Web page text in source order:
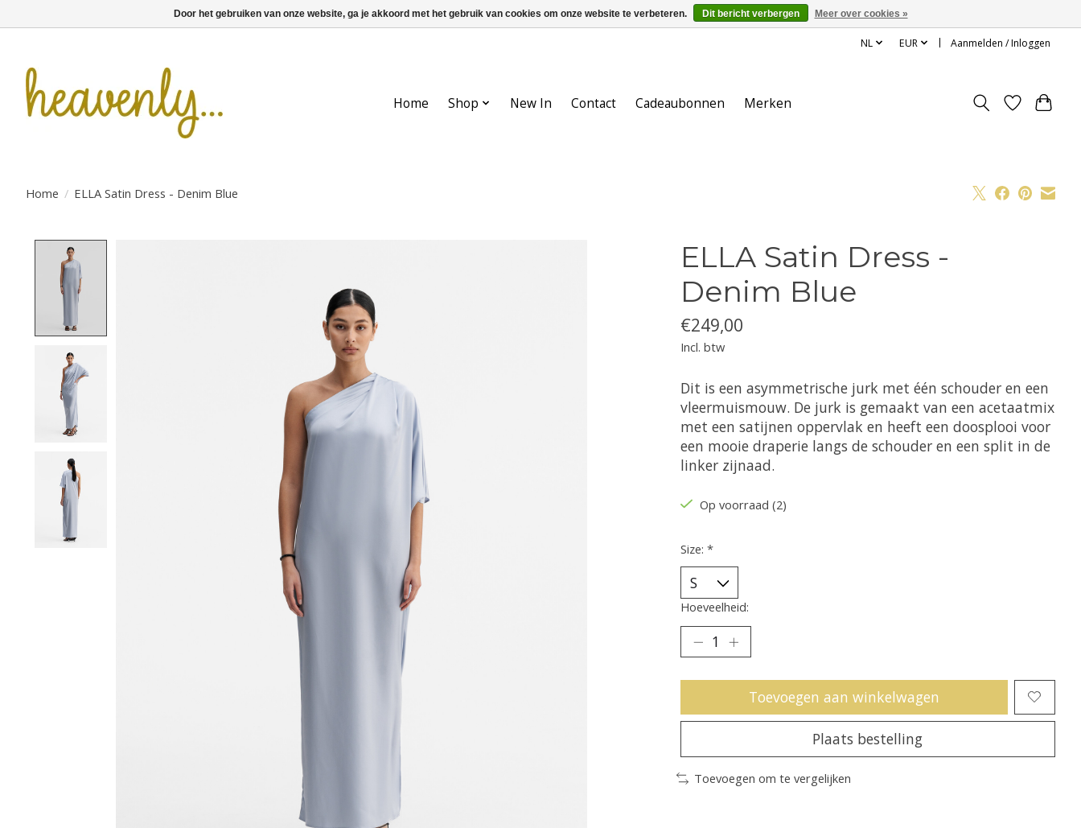
NL EUR Aanmelden / Inloggen
Home Shop New In Contact Cadeaubonnen Merken
Home / ELLA Satin Dress - Denim Blue
ELLA Satin Dress -
Denim Blue
€249,00
Incl. btw
Dit is een asymmetrische jurk met één schouder en een
vleermuismouw. De jurk is gemaakt van een acetaatmix
met een satijnen oppervlak en heeft een doosplooi voor
een mooie draperie langs de schouder en een split in de
linker zijnaad.
Op voorraad (2)
Size: *
Hoeveelheid:
Toevoegen aan winkelwagen
Plaats bestelling
Toevoegen om te vergelijken
Door het gebruiken van onze website, ga je akkoord met het gebruik van cookies om onze website te verbeteren. Dit bericht verbergen Meer over cookies »